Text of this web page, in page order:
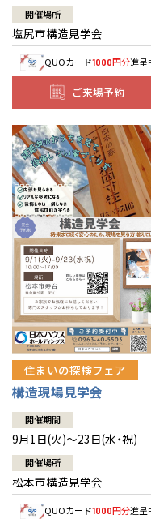
開催場所
塩尻市構造見学会
QUOカード1000円分進呈
ご来場予約
住まいの探検フェア
構造現場見学会
開催期間
9月1日(火)～23日(水・祝)
開催場所
松本市構造見学会
QUOカード1000円分進呈